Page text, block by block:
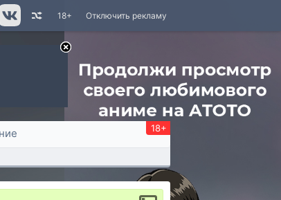
Отключить рекламу
18+
18+